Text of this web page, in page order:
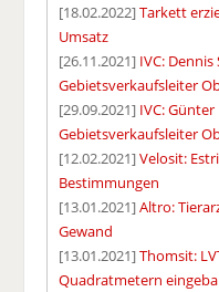
[18.02.2022]Tarkett
Umsatz
[26.11.2021] IVC:
Gebietsverkaufsleiter
[29.09.2021] IVC:
Gebietsverkaufsleiter
[12.02.2021]Velosit:
Bestimmungen
[13.01.2021]Altro:
Gewand
[13.01.2021]Thomsit:
Quadratmetern